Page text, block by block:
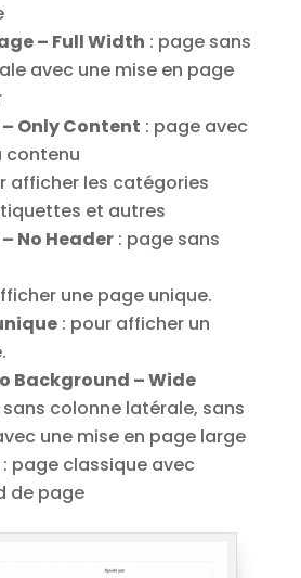
– Full Width : page sans
avec une mise en page
Only Content : page avec
contenu
afficher les catégories
et autres
No Header: page sans
une page unique.
: pour afficher un
Background – Wide
colonne latérale, sans
une mise en page large
page classique avec
de page